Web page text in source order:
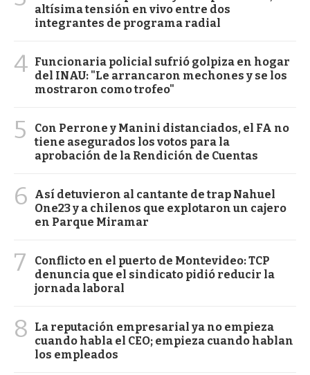
altísima tensión en vivo entre dos
integrantes de programa radial
4 Funcionaria policial sufrió golpiza en hogar
del INAU: "Le arrancaron mechones y se los
mostraron como trofeo"
5
Con Perrone y Manini distanciados, el FA no
tiene asegurados los votos para la
aprobación de la Rendición de Cuentas
6
Así detuvieron al cantante de trap Nahuel
One23 y a chilenos que explotaron un cajero
en Parque Miramar
7
Conflicto en el puerto de Montevideo: TCP
denuncia que el sindicato pidió reducir la
jornada laboral
8
La reputación empresarial ya no empieza
cuando habla el CEO; empieza cuando hablan
los empleados